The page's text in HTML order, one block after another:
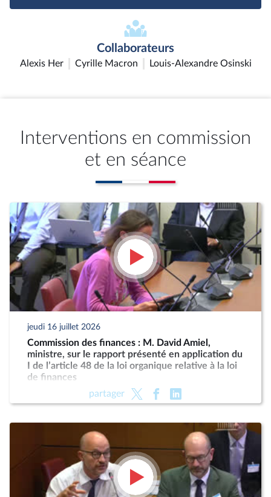
Collaborateurs
Alexis Her Cyrille Macron Louis-Alexandre Osinski
Interventions en commission
et en séance
jeudi 16 juillet 2026
Commission des finances : M. David Amiel,
ministre, sur le rapport présenté en application du
I de l’article 48 de la loi organique relative à la loi
de finances
partager